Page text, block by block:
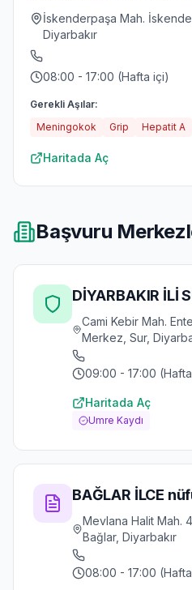
İskenderpaşa Mah.
Diyarbakır
08:00 - 17:00 (Hafta içi)
Gerekli Aşılar:
Meningokok
Grip Hepatit A
Haritada Aç
Başvuru
DİYARBAKIR İLİ
Cami Kebir Mah.
Merkez, Sur,
09:00 - 17:00
Haritada Aç
Umre Kaydı
BAĞLAR İLCE
Mevlana Halit Mah.
Bağlar, Diyarbakır
08:00 - 17:00